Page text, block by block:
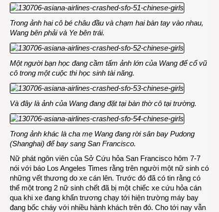
Trong ảnh hai cô bé châu đầu và chạm hai bàn tay vào nhau,
Wang bên phải và Ye bên trái.
Một người bạn học đang cầm tấm ảnh lớn của Wang để cổ vũ
cô trong một cuộc thi học sinh tài năng.
Và đây là ảnh của Wang đang đặt tại bàn thờ cô tại trường.
Trong ảnh khác là cha mẹ Wang đang rời sân bay Pudong
(Shanghai) để bay sang San Francisco.
Nữ phát ngôn viên của Sở Cứu hỏa San Francisco hôm 7-7
nói với báo Los Angeles Times rằng trên người một nữ sinh có
những vết thương do xe cán lên. Trước đó đã có tin rằng có
thể một trong 2 nữ sinh chết đã bị một chiếc xe cứu hỏa cán
qua khi xe đang khẩn trương chạy tới hiện trường máy bay
đang bốc cháy với nhiều hành khách trên đó. Cho tới nay vẫn